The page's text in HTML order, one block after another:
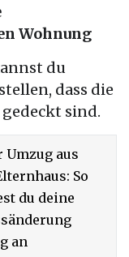
Wohnung
du
dass die
sind.
Umzug aus
So
du deine
an